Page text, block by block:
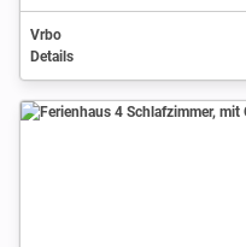
Vrbo
Details